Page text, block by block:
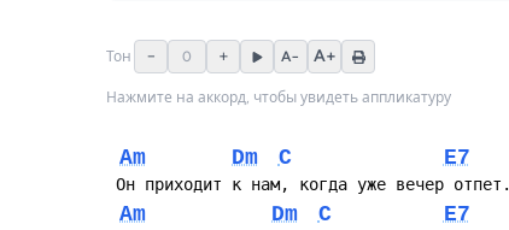
Тон − 0 + A− A+
Нажмите на аккорд, чтобы увидеть аппликатуру
Am Dm C E7
Он приходит к нам, когда уже вечер отпет.
Am Dm C E7